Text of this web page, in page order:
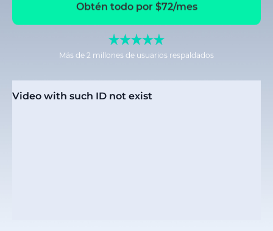
Obtén todo por $72/mes
Más de 2 millones de usuarios respaldados